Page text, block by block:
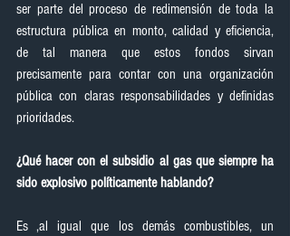
ser parte del proceso de redimensión de toda la
estructura pública en monto, calidad y eficiencia,
de tal manera que estos fondos sirvan
precisamente para contar con una organización
pública con claras responsabilidades y definidas
prioridades.
¿Qué hacer con el subsidio al gas que siempre ha
sido explosivo políticamente hablando?
Es ,al igual que los demás combustibles, un